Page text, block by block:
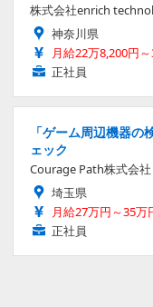
株式会社enrich
神奈川県
月給22万8,200円
正社員
「ゲーム周辺機器
ェック
Courage Path株式会社
埼玉県
月給27万円～35万
正社員